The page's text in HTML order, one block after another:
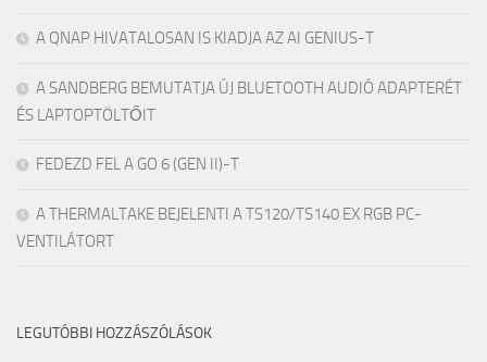
A QNAP HIVATALOSAN IS KIADJA AZ AI GENIUS-T
A SANDBERG BEMUTATJA ÚJ BLUETOOTH AUDIÓ ADAPTERÉT
ÉS LAPTOPTÖLTŐIT
FEDEZD FEL A GO 6 (GEN II)-T
A THERMALTAKE BEJELENTI A TS120/TS140 EX RGB PC-
VENTILÁTORT
LEGUTÓBBI HOZZÁSZÓLÁSOK